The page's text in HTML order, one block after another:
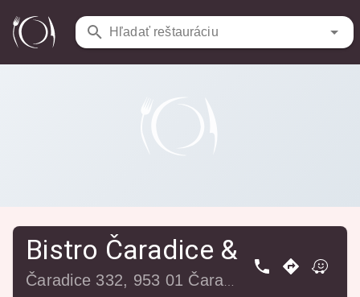
Hľadať reštauráciu
Reštaurácie / Bistro Čaradice & Apartments
Bistro Čaradice &